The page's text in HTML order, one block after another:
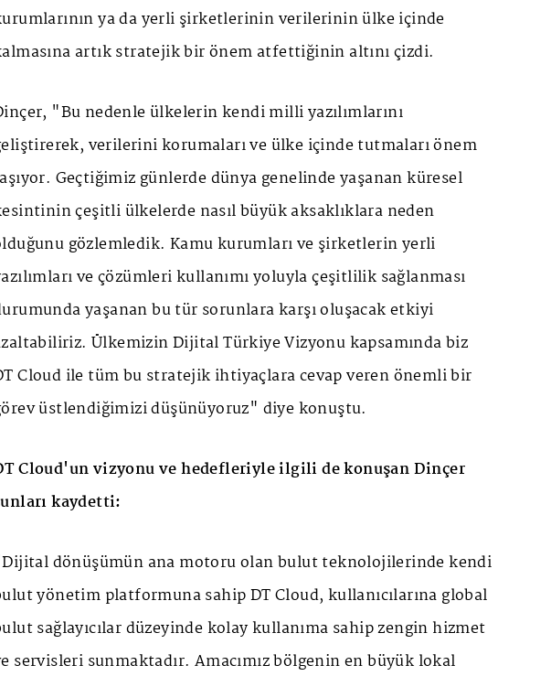
ya da yerli şirketlerinin verilerinin ülke içinde
artık stratejik bir önem atfettiğinin altını çizdi.
"Bu nedenle ülkelerin kendi milli yazılımlarını
verilerini korumaları ve ülke içinde tutmaları önem
Geçtiğimiz günlerde dünya genelinde yaşanan küresel
çeşitli ülkelerde nasıl büyük aksaklıklara neden
gözlemledik. Kamu kurumları ve şirketlerin yerli
ve çözümleri kullanımı yoluyla çeşitlilik sağlanması
yaşanan bu tür sorunlara karşı oluşacak etkiyi
Ülkemizin Dijital Türkiye Vizyonu kapsamında biz
Cloud ile tüm bu stratejik ihtiyaçlara cevap veren önemli bir
üstlendiğimizi düşünüyoruz" diye konuştu.
Cloud'un vizyonu ve hedefleriyle ilgili de konuşan Dinçer
kaydetti:
dönüşümün ana motoru olan bulut teknolojilerinde kendi
yönetim platformuna sahip DT Cloud, kullanıcılarına global
sağlayıcılar düzeyinde kolay kullanıma sahip zengin hizmet
servisleri sunmaktadır. Amacımız bölgenin en büyük lokal